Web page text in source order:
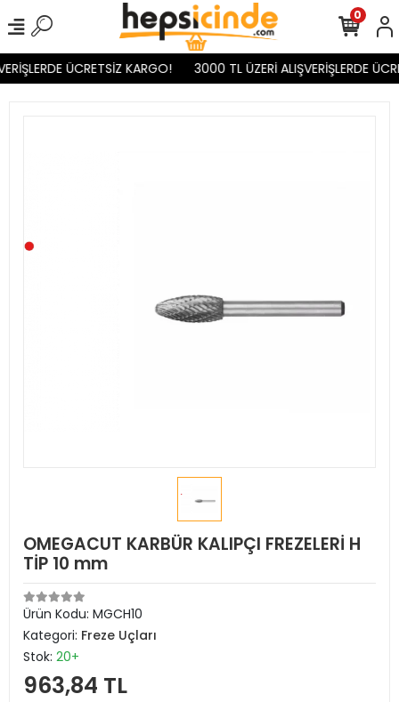
ÜCRETSİZ KARGO! 3000 TL ÜZERİ ALIŞVERİŞLERDE
0
OMEGACUT KARBÜR KALIPÇI FREZELERİ H
TİP 10 mm
Ürün Kodu: MGCH10
Kategori: Freze Uçları
Stok: 20+
963,84 TL